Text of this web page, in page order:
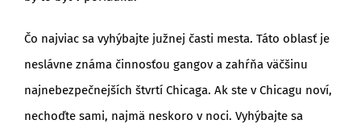
Čo najviac sa vyhýbajte južnej časti mesta. Táto oblasť je
neslávne známa činnosťou gangov a zahŕňa väčšinu
najnebezpečnejších štvrtí Chicaga. Ak ste v Chicagu noví,
nechoďte sami, najmä neskoro v noci. Vyhýbajte sa